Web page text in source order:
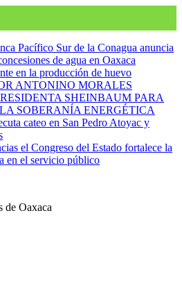
Pacífico Sur de la Conagua anuncia
de agua en Oaxaca
en la producción de huevo
ANTONINO MORALES
SHEINBAUM PARA
SOBERANÍA ENERGÉTICA
cateo en San Pedro Atoyac y
el Congreso del Estado fortalece la
en el servicio público
de Oaxaca